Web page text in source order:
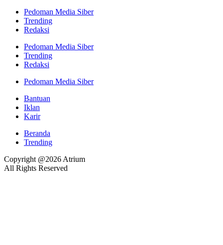
Pedoman Media Siber
Trending
Redaksi
Pedoman Media Siber
Trending
Redaksi
Pedoman Media Siber
Bantuan
Iklan
Karir
Beranda
Trending
Copyright @2026 Atrium
All Rights Reserved